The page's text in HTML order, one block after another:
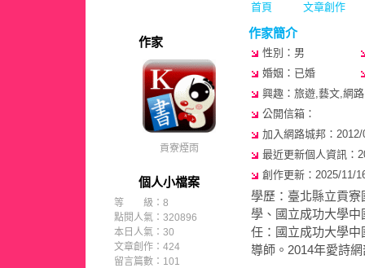
首頁 文章創作
作家
貢寮煙雨
個人小檔案
等 級：8
點閱人氣：320896
本日人氣：30
文章創作：424
留言篇數：101
作家簡介
性別：男
婚姻：已婚
興趣：旅遊,藝文,網
公開信箱：
加入網路城邦：
最近更新個人資訊：
創作更新：2025/11/
學歷：臺北縣立貢
學、國立成功大學
任：國立成功大學
導師。2014年愛詩